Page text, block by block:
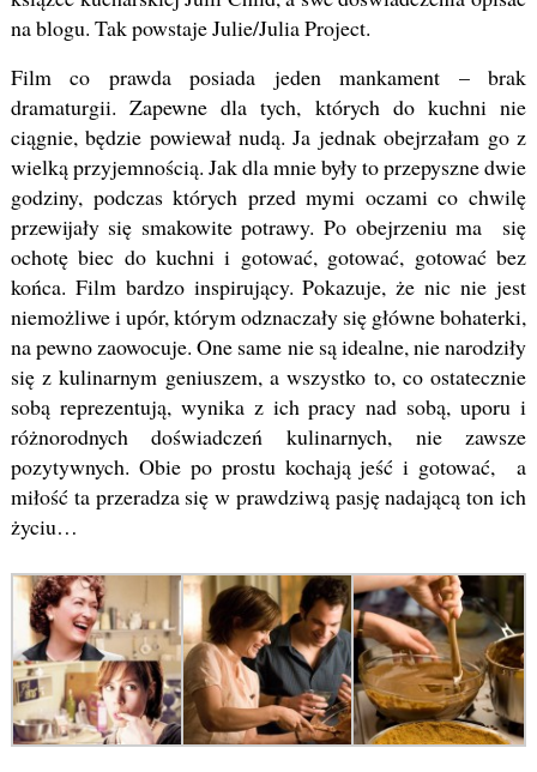
na blogu. Tak powstaje Julie/Julia Project.
Film co prawda posiada jeden mankament – brak
dramaturgii. Zapewne dla tych, których do kuchni nie
ciągnie, będzie powiewał nudą. Ja jednak obejrzałam go z
wielką przyjemnością. Jak dla mnie były to przepyszne dwie
godziny, podczas których przed mymi oczami co chwilę
przewijały się smakowite potrawy. Po obejrzeniu ma się
ochotę biec do kuchni i gotować, gotować, gotować bez
końca. Film bardzo inspirujący. Pokazuje, że nic nie jest
niemożliwe i upór, którym odznaczały się główne bohaterki,
na pewno zaowocuje. One same nie są idealne, nie narodziły
się z kulinarnym geniuszem, a wszystko to, co ostatecznie
sobą reprezentują, wynika z ich pracy nad sobą, uporu i
różnorodnych doświadczeń kulinarnych, nie zawsze
pozytywnych. Obie po prostu kochają jeść i gotować, a
miłość ta przeradza się w prawdziwą pasję nadającą ton ich
życiu…